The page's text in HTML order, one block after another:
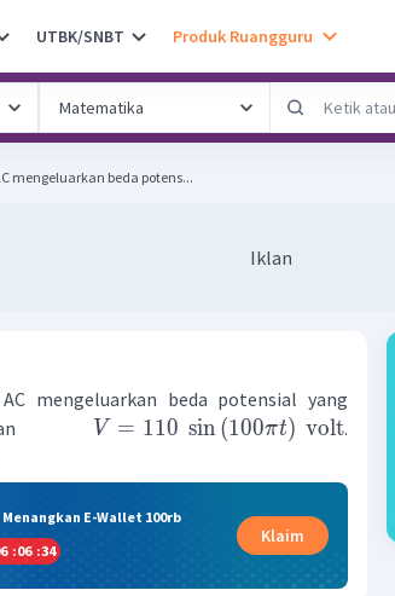
UTBK/SNBT Produk Ruangguru
mengeluarkan beda potens...
Iklan
mengeluarkan beda potensial yang
V = 110 sin(100πt) volt.
E-Wallet 100rb
:06 :33
Klaim